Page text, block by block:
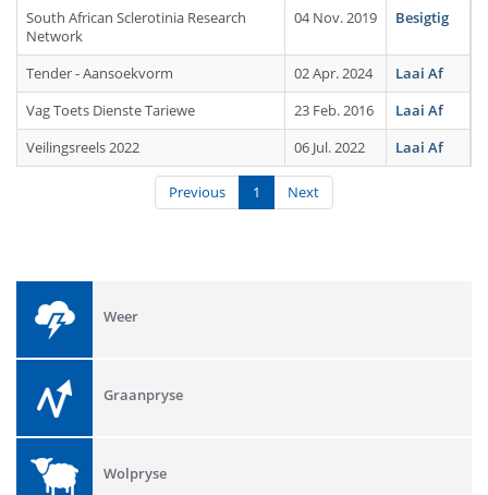
South African Sclerotinia Research
Network
04 Nov. 2019 Besigtig
Tender - Aansoekvorm 02 Apr. 2024
Laai Af
Vag Toets Dienste Tariewe
23 Feb. 2016
Laai Af
Veilingsreels 2022
06 Jul. 2022 Laai Af
Previous 1 Next
Weer
Graanpryse
Wolpryse